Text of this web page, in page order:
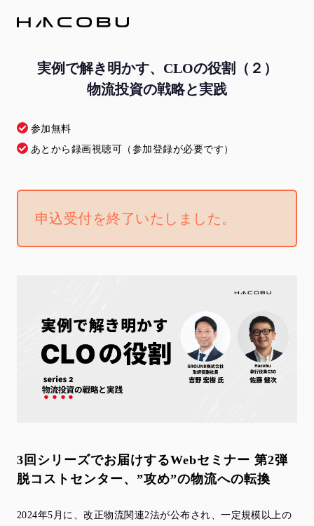
実例で解き明かす、CLOの役割（２）
物流投資の戦略と実践
参加無料
あとから録画視聴可（参加登録が必要です）
申込受付を終了いたしました。
3回シリーズでお届けするWebセミナー 第2弾
脱コストセンター、”攻め”の物流への転換
2024年5月に、改正物流関連2法が公布され、一定規模以上の